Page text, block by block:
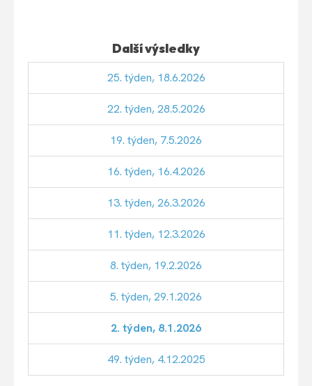
Další výsledky
25. týden, 18.6.2026
22. týden, 28.5.2026
19. týden, 7.5.2026
16. týden, 16.4.2026
13. týden, 26.3.2026
11. týden, 12.3.2026
8. týden, 19.2.2026
5. týden, 29.1.2026
2. týden, 8.1.2026
49. týden, 4.12.2025